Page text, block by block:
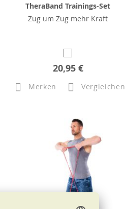
TheraBand Trainings-Set
Zug um Zug mehr Kraft
20,95 €
Merken Vergleichen